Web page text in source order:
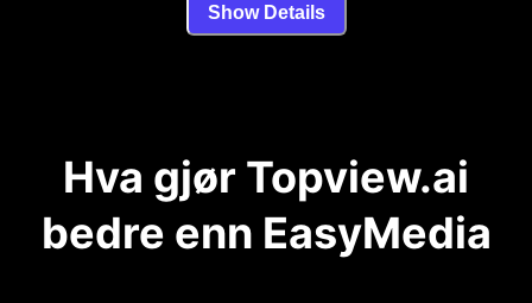
Show Details
Hva gjør Topview.ai
bedre enn EasyMedia